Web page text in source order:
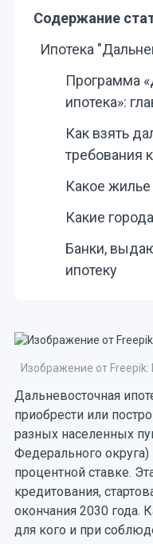
Содержание
Ипотека
Программа
ипотека»:
Как взять
требования
Какое
Какие
Банки,
ипотеку
Изображение от
Дальневосточная
приобрести или
разных населенных
Федерального
процентной ставке.
кредитования,
окончания 2030 года.
для кого и при